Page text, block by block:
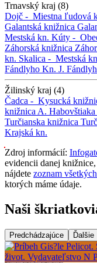
Trnavský kraj (8)
Dojč - Miestna ľudová
Galantská knižnica
Mestská kn. Kúty -
Záhorská knižnica
kn. Skalica - Mestská
Fándlyho Kn. J.
Žilinský kraj (4)
Čadca - Kysucká
knižnica A. Habovštiaka
Turčianska knižnica
Krajská kn.
Zdroj informácií:
evidencii danej
nájdete zoznam
ktorých máme údaje.
Naši
Predchádzajúce Ďalšie